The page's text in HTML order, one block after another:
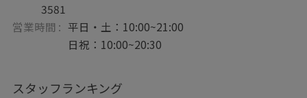
3581
営業時間 : 平日・土：10:00~21:00
日祝：10:00~20:30
スタッフランキング